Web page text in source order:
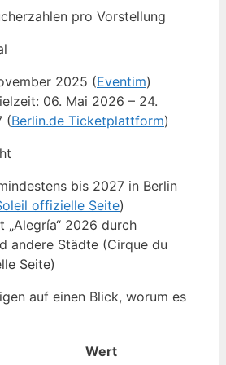
pro Vorstellung
2025 (Eventim)
06. Mai 2026 – 24.
(Berlin.de Ticketplattform)
bis 2027 in Berlin
offizielle Seite)
„Alegría“ 2026 durch
andere Städte (Cirque du
Seite)
auf einen Blick, worum es
Wert